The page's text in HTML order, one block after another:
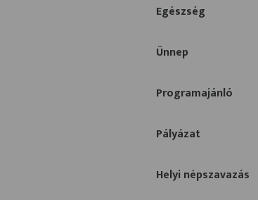
Egészség
Ünnep
Programajánló
Pályázat
Helyi népszavazás